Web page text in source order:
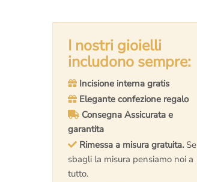
I nostri gioielli
includono sempre:
Incisione interna gratis
Elegante confezione regalo
Consegna Assicurata e
garantita
Rimessa a misura gratuita. Se
sbagli la misura pensiamo noi a
tutto.